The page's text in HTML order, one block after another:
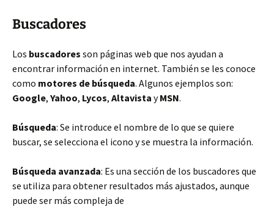
Buscadores
Los buscadores son páginas web que nos ayudan a
encontrar información en internet. También se les conoce
como motores de búsqueda. Algunos ejemplos son:
Google, Yahoo, Lycos, Altavista yMSN.
Búsqueda: Se introduce el nombre de lo que se quiere
buscar, se selecciona el icono y se muestra la información.
Búsqueda avanzada: Es una sección de los buscadores que
se utiliza para obtener resultados más ajustados, aunque
puede ser más compleja de